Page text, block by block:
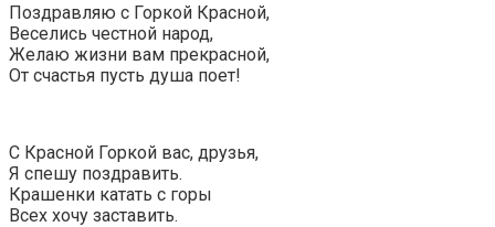
Поздравляю с Горкой Красной,
Веселись честной народ,
Желаю жизни вам прекрасной,
От счастья пусть душа поет!
С Красной Горкой вас, друзья,
Я спешу поздравить.
Крашенки катать с горы
Всех хочу заставить.